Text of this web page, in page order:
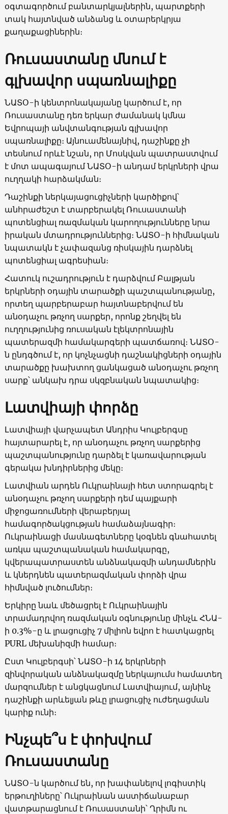
օգտագործում բանտարկյալներին, պարտքերի
տակ հայտնված անձանց և օտարերկրյա
քաղաքացիներին։
Ռուսաստանը մնում է
գլխավոր սպառնալիքը
ՆԱՏՕ-ի կենտրոնակայանը կարծում է, որ
Ռուսաստանը դեռ երկար ժամանակ կմնա
Եվրոպայի անվտանգության գլխավոր
սպառնալիքը։ Այնուամենայնիվ, դաշինքը չի
տեսնում որևէ նշան, որ Մոսկվան պատրաստվում
է մոտ ապագայում ՆԱՏՕ-ի անդամ երկրների վրա
ուղղակի հարձակման։
Դաշինքի ներկայացուցիչների կարծիքով՝
անհրաժեշտ է տարբերակել Ռուսաստանի
պոտենցիալ ռազմական կարողությունները նրա
իրական մտադրություններից։ ՆԱՏՕ-ի հիմնական
նպատակն է չափազանց ռիսկային դարձնել
պոտենցիալ ագրեսիան։
Հատուկ ուշադրություն է դարձվում Բալթյան
երկրների օդային տարածքի պաշտպանությանը,
որտեղ պարբերաբար հայտնաբերվում են
անօդաչու թռչող սարքեր, որոնք շեղվել են
ուղղությունից ռուսական էլեկտրոնային
պատերազմի համակարգերի պատճառով։ ՆԱՏՕ-
ն ընդգծում է, որ կոչնչացնի դաշնակիցների օդային
տարածքը խախտող ցանկացած անօդաչու թռչող
սարք՝ անկախ դրա սկզբնական նպատակից։
Լատվիայի փորձը
Լատվիայի վարչապետ Անդրիս Կուլբերգսը
հայտարարել է, որ անօդաչու թռչող սարքերից
պաշտպանությունը դարձել է կառավարության
գերակա խնդիրներից մեկը։
Լատվիան արդեն Ուկրաինայի հետ ստորագրել է
անօդաչու թռչող սարքերի դեմ պայքարի
միջոցառումների վերաբերյալ
համագործակցության համաձայնագիր։
Ուկրաինացի մասնագետները կօգնեն գնահատել
առկա պաշտպանական համակարգը,
կվերապատրաստեն անձնակազմի անդամներին
և կներդնեն պատերազմական փորձի վրա
հիմնված լուծումներ։
Երկիրը նաև մեծացրել է Ուկրաինային
տրամադրվող ռազմական օգնությունը մինչև ՀՆԱ-
ի 0.3%-ը և լրացուցիչ 7 միլիոն եվրո է հատկացրել
PURL մեխանիզմի համար։
Ըստ Կուլբերգսի՝ ՆԱՏՕ-ի 14 երկրների
զինվորական անձնակազմը ներկայումս համատեղ
մարզումներ է անցկացնում Լատվիայում, այնինչ
դաշինքի արևելյան թևը լրացուցիչ ուժեղացման
կարիք ունի։
Ինչպե՞ս է փոխվում
Ռուսաստանը
ՆԱՏՕ-ն կարծում են, որ խափանելով լոգիստիկ
երթուղիները՝ Ուկրաինան աստիճանաբար
վատթարացնում է Ռուսաստանի՝ Ղրիմն ու